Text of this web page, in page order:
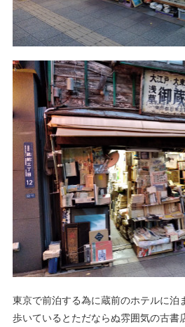
東京で前泊する為に蔵前のホテルに泊
歩いているとただならぬ雰囲気の古書